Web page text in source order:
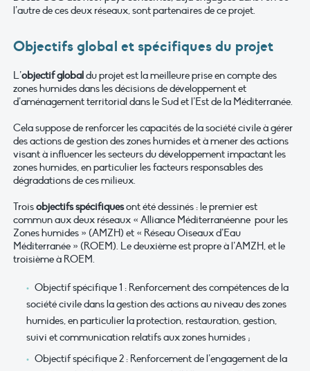
l’autre de ces deux réseaux, sont partenaires de ce projet.
Objectifs global et spécifiques du projet
L’objectif globaldu projet est la meilleure prise en compte des
zones humides dans les décisions de développement et
d’aménagement territorial dans le Sud et l’Est de la Méditerranée.
Cela suppose de renforcer les capacités de la société civile à gérer
des actions de gestion des zones humides et à mener des actions
visant à influencer les secteurs du développement impactant les
zones humides, en particulier les facteurs responsables des
dégradations de ces milieux.
Troisobjectifs spécifiquesont été dessinés : le premier est
commun aux deux réseaux « Alliance Méditerranéenne pour les
Zones humides » (AMZH) et « Réseau Oiseaux d’Eau
Méditerranée » (ROEM). Le deuxième est propre à l’AMZH, et le
troisième à ROEM.
Objectif spécifique 1 : Renforcement des compétences de la
société civile dans la gestion des actions au niveau des zones
humides, en particulier la protection, restauration, gestion,
suivi et communication relatifs aux zones humides ;
Objectif spécifique 2 : Renforcement de l’engagement de la